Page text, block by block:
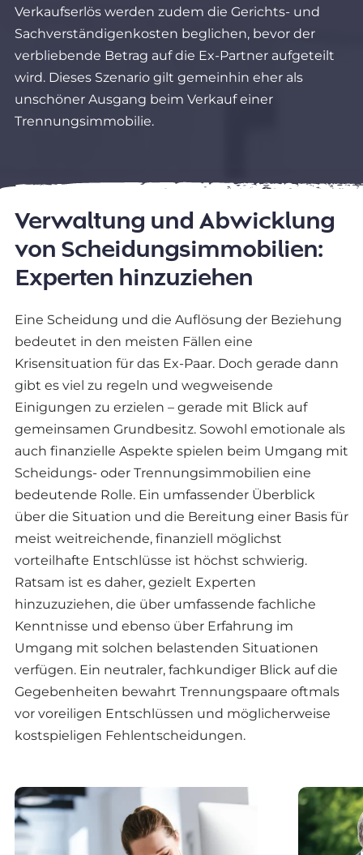
Verkaufserlös werden zudem die Gerichts- und
Sachverständigenkosten beglichen, bevor der
verbliebende Betrag auf die Ex-Partner aufgeteilt
wird. Dieses Szenario gilt gemeinhin eher als
unschöner Ausgang beim Verkauf einer
Trennungsimmobilie.
Verwaltung und Abwicklung
von Scheidungsimmobilien:
Experten hinzuziehen
Eine Scheidung und die Auflösung der Beziehung
bedeutet in den meisten Fällen eine
Krisensituation für das Ex-Paar. Doch gerade dann
gibt es viel zu regeln und wegweisende
Einigungen zu erzielen – gerade mit Blick auf
gemeinsamen Grundbesitz. Sowohl emotionale als
auch finanzielle Aspekte spielen beim Umgang mit
Scheidungs- oder Trennungsimmobilien eine
bedeutende Rolle. Ein umfassender Überblick
über die Situation und die Bereitung einer Basis für
meist weitreichende, finanziell möglichst
vorteilhafte Entschlüsse ist höchst schwierig.
Ratsam ist es daher, gezielt Experten
hinzuzuziehen, die über umfassende fachliche
Kenntnisse und ebenso über Erfahrung im
Umgang mit solchen belastenden Situationen
verfügen. Ein neutraler, fachkundiger Blick auf die
Gegebenheiten bewahrt Trennungspaare oftmals
vor voreiligen Entschlüssen und möglicherweise
kostspieligen Fehlentscheidungen.